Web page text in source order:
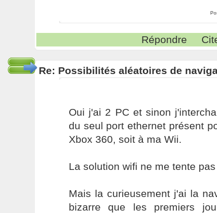
Répondre
Re: Possibilités aléatoires de
Oui j'ai 2 PC et sinon
du seul port ethernet présent
Xbox 360, soit à ma Wii.
La solution wifi ne me tente
Mais la curieusement j'ai la
bizarre que les premiers